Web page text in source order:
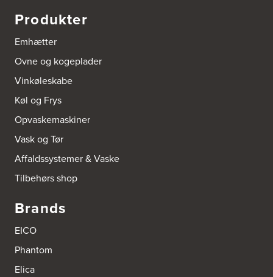
Produkter
Emhætter
Ovne og kogeplader
Vinkøleskabe
Køl og Frys
Opvaskemaskiner
Vask og Tør
Affaldssystemer & Vaske
Tilbehørs shop
Brands
EICO
Phantom
Elica